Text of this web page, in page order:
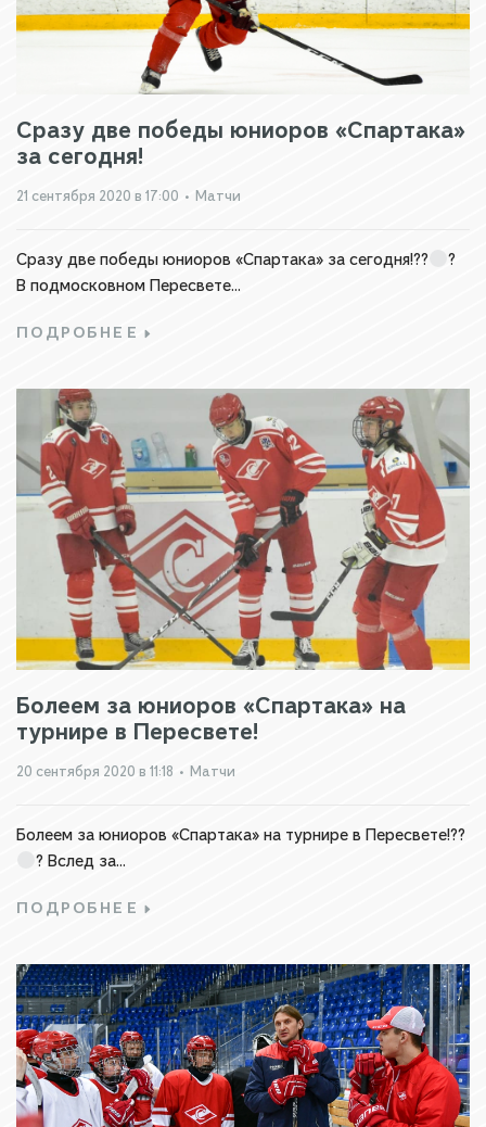
Сразу две победы юниоров «Спартака»
за сегодня!
21 сентября 2020 в 17:00 • Матчи
Сразу две победы юниоров «Спартака» за сегодня!??
?
В подмосковном Пересвете...
ПОДРОБНЕЕ
Болеем за юниоров «Спартака» на
турнире в Пересвете!
20 сентября 2020 в 11:18 • Матчи
Болеем за юниоров «Спартака» на турнире в Пересвете!??
? Вслед за...
ПОДРОБНЕЕ